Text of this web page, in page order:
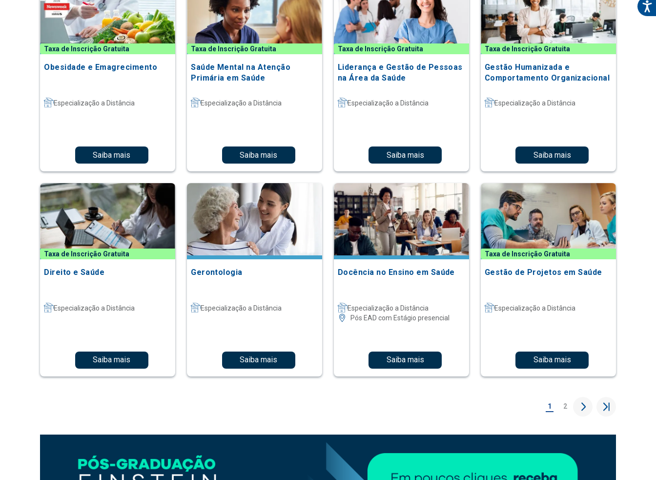
Taxa de Inscrição Gratuita
Obesidade e Emagrecimento
Especialização a Distância
Saiba mais
Taxa de Inscrição Gratuita
Saúde Mental na Atenção
Primária em Saúde
Especialização a Distância
Saiba mais
Taxa de Inscrição Gratuita
Liderança e Gestão de Pessoas
na Área da Saúde
Especialização a Distância
Saiba mais
Taxa de Inscrição Gratuita
Gestão Humanizada e
Comportamento Organizacional
Especialização a Distância
Saiba mais
Taxa de Inscrição Gratuita
Direito e Saúde
Especialização a Distância
Saiba mais
Gerontologia
Especialização a Distância
Saiba mais
Docência no Ensino em Saúde
Especialização a Distância
Pós EAD com Estágio presencial
Saiba mais
Taxa de Inscrição Gratuita
Gestão de Projetos em Saúde
Especialização a Distância
Saiba mais
1 2